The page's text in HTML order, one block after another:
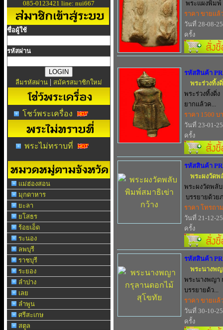
085-0123421 line: nui667
ชื่อผู้ใช้
รหัสผ่าน
ลืมรหัสผ่าน | สมัครสมาชิกใหม่
โชว์พระเครื่อง
พระไม่ทราบที่
แม่ฮ่องสอน
มุกดาหาร
ยะลา
ยโสธร
ร้อยเอ็ด
ระนอง
ลพบุรี
ราชบุรี
ระยอง
ลำปาง
เลย
ลำพูน
ศรีสะเกษ
สตูล
พระแผงพิมพ์
ราคา ขายแล้
วันที่ 28-08-
ครั้ง
รหัสสินค้า
พระร่วงทิ้ง
พระร่วงทิ้งดิ่
ยากแล้วค...
ราคา 1500 บ
วันที่ 23-01-
ครั้ง
รหัสสินค้า
พระผงวัดพ
พระผงวัดพลั
บรรยายด้วย
ราคา โทรถา
วันที่ 21-12-
ครั้ง
รหัสสินค้า
พระนางพ
พระนางพญา
บรรยายด้ว...
ราคา ขายแล้
วันที่ 30-10-
ครั้ง